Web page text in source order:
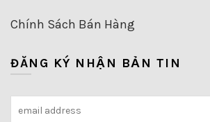
Chính Sách Bán Hàng
ĐĂNG KÝ NHẬN BẢN TIN